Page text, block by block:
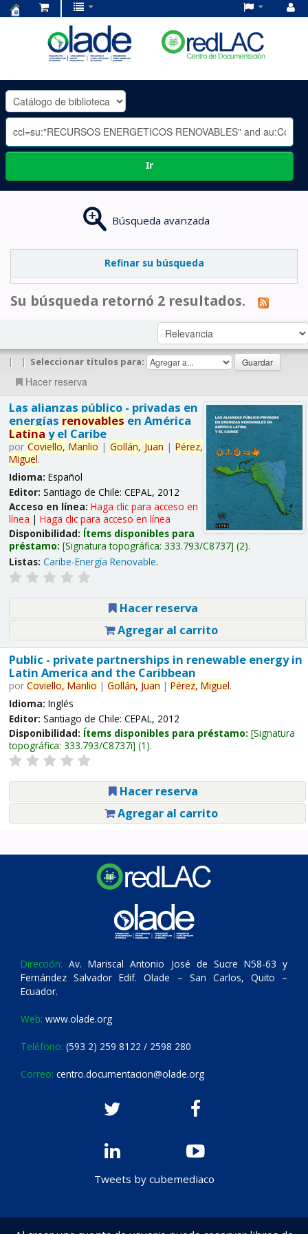
OLADE
-
Ir
Búsqueda avanzada
Refinar su búsqueda
Su búsqueda retornó 2 resultados.
| | Seleccionar títulos para:
Hacer reserva
Las alianzas público - privadas en
energías renovables en América
Latina y el Caribe
por Coviello, Manlio | Gollán, Juan | Pérez,
Miguel.
Idioma: Español
Editor: Santiago de Chile: CEPAL, 2012
Acceso en línea: Haga clic para acceso en
línea | Haga clic para acceso en línea
Disponibilidad: Ítems disponibles para
préstamo: Signatura topográfica: 333.793/C8737 (2).
Listas: Caribe-Energía Renovable.
Hacer reserva
Agregar al carrito
Public - private partnerships in renewable energy in
Latin America and the Caribbean
por Coviello, Manlio | Gollán, Juan | Pérez, Miguel.
Idioma: Inglés
Editor: Santiago de Chile: CEPAL, 2012
Disponibilidad: Ítems disponibles para préstamo: Signatura
topográfica: 333.793/C8737i (1).
Hacer reserva
Agregar al carrito
Dirección: Av. Mariscal Antonio José de Sucre N58-63 y
Fernández Salvador Edif. Olade – San Carlos, Quito –
Ecuador.
Web: www.olade.org
Teléfono: (593 2) 259 8122 / 2598 280
Correo: centro.documentacion@olade.org
Tweets by cubemediaco